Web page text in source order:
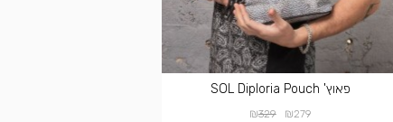
פאוץ' SOL Diploria Pouch
₪279
₪329